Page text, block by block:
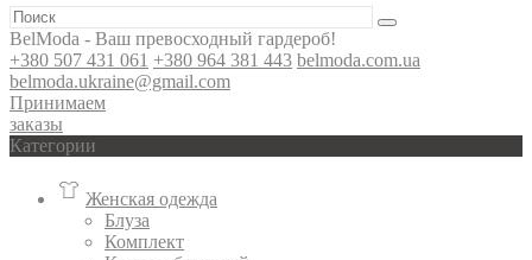
BelModa - Ваш превосходный гардероб!
+380 507 431 061 +380 964 381 443 belmoda.com.ua
belmoda.ukraine@gmail.com
Принимаем
заказы
Категории
Женская одежда
Блуза
Комплект